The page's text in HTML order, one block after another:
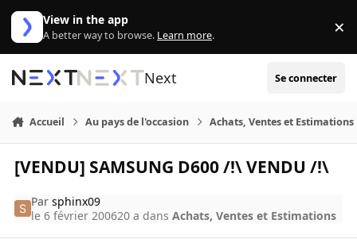
Aller au contenu
View in the app
A better way to browse. Learn more. ×
Next Se connecter
Accueil Au pays de l'occasion Achats, Ventes et Estimations
[VENDU] SAMSUNG D600 /!\ VENDU /!\
Parsphinx09
le 6 février 200620 a dansAchats, Ventes et Estimations